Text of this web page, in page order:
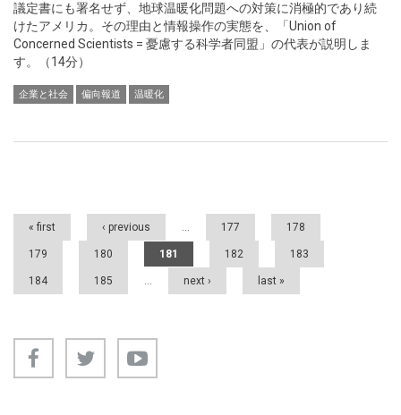
議定書にも署名せず、地球温暖化問題への対策に消極的であり続
けたアメリカ。その理由と情報操作の実態を、「Union of
Concerned Scientists = 憂慮する科学者同盟」の代表が説明しま
す。（14分）
企業と社会 偏向報道 温暖化
Pages
« first ‹ previous … 177 178
179 180 181 182 183
184 185 … next › last »